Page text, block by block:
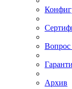
Вопрос
Архив